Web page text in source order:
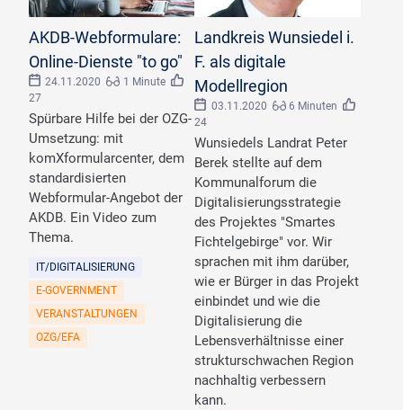
AKDB-Webformulare:
Online-Dienste "to go"
24.11.2020
1 Minute
27
Spürbare Hilfe bei der OZG-
Umsetzung: mit
komXformularcenter, dem
standardisierten
Webformular-Angebot der
AKDB. Ein Video zum
Thema.
IT/DIGITALISIERUNG
E-GOVERNMENT
VERANSTALTUNGEN
OZG/EFA
Landkreis Wunsiedel i.
F. als digitale
Modellregion
03.11.2020
6 Minuten
24
Wunsiedels Landrat Peter
Berek stellte auf dem
Kommunalforum die
Digitalisierungsstrategie
des Projektes "Smartes
Fichtelgebirge" vor. Wir
sprachen mit ihm darüber,
wie er Bürger in das Projekt
einbindet und wie die
Digitalisierung die
Lebensverhältnisse einer
strukturschwachen Region
nachhaltig verbessern
kann.